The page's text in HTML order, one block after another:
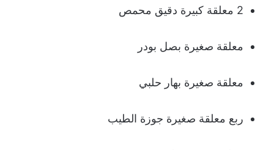
2 معلقة كبيرة دقيق محمص
معلقة صغيرة بصل بودر
معلقة صغيرة بهار حلبي
ربع معلقة صغيرة جوزة الطيب